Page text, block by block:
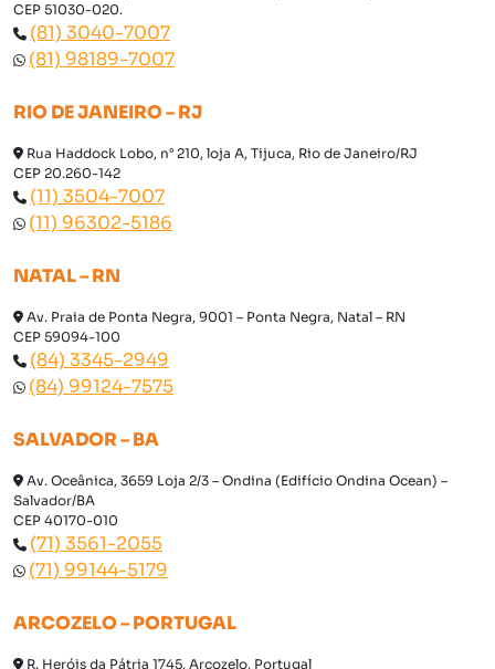
CEP 51030-020.
(81) 3040-7007
(81) 98189-7007
RIO DE JANEIRO – RJ
Rua Haddock Lobo, n° 210, loja A, Tijuca, Rio de Janeiro/RJ
CEP 20.260-142
(11) 3504-7007
(11) 96302-5186
NATAL – RN
Av. Praia de Ponta Negra, 9001 – Ponta Negra, Natal – RN
CEP 59094-100
(84) 3345-2949
(84) 99124-7575
SALVADOR – BA
Av. Oceânica, 3659 Loja 2/3 – Ondina (Edifício Ondina Ocean) –
Salvador/BA
CEP 40170-010
(71) 3561-2055
(71) 99144-5179
ARCOZELO – PORTUGAL
R. Heróis da Pátria 1745, Arcozelo, Portugal